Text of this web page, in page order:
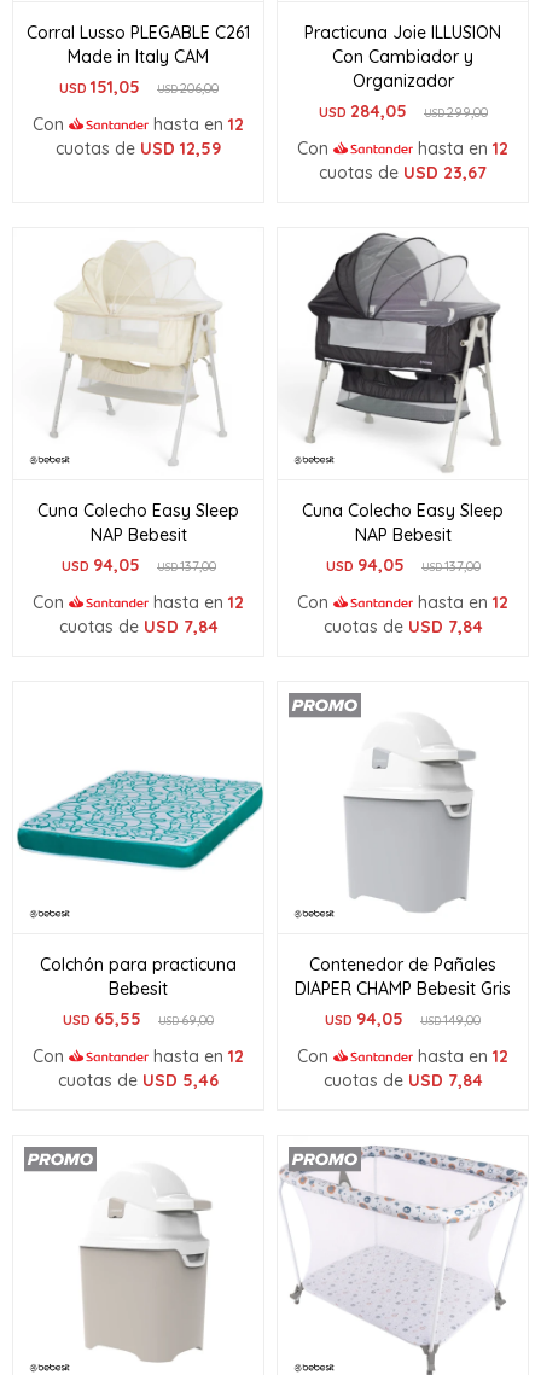
Corral Lusso PLEGABLE C261
Made in Italy CAM
USD 151,05 USD206,00
Con hasta en 12
cuotas de USD 12,59
Practicuna Joie ILLUSION
Con Cambiador y
Organizador
USD 284,05 USD299,00
Con hasta en 12
cuotas de USD 23,67
Cuna Colecho Easy Sleep
NAP Bebesit
USD 94,05 USD137,00
Con hasta en 12
cuotas de USD 7,84
Cuna Colecho Easy Sleep
NAP Bebesit
USD 94,05 USD137,00
Con hasta en 12
cuotas de USD 7,84
Colchón para practicuna
Bebesit
USD 65,55 USD69,00
Con hasta en 12
cuotas de USD 5,46
Contenedor de Pañales
DIAPER CHAMP Bebesit Gris
USD 94,05 USD149,00
Con hasta en 12
cuotas de USD 7,84